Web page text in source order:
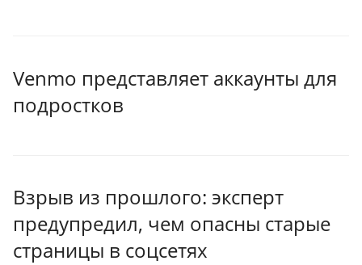
Venmo представляет аккаунты для
подростков
Взрыв из прошлого: эксперт
предупредил, чем опасны старые
страницы в соцсетях